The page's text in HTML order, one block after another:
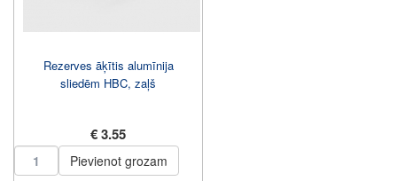
Rezerves āķītis alumīnija
sliedēm HBC, zaļš
€ 3.55
Pievienot grozam